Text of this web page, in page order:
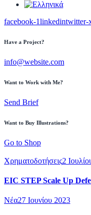
facebook-1linkedintwitter-
Have a Project?
info@website.com
Want to Work with Me?
Send Brief
Want to Buy Illustrations?
Go to Shop
Χρηματοδοτήσεις2
EIC STEP Scale Up
Νέα27 Ιουνίου 2023